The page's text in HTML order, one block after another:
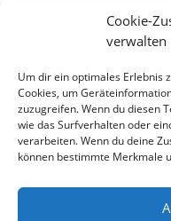
Cookie-
verwalten
Um dir ein optimales Erlebnis
Cookies, um
zuzugreifen. Wenn du diesen
wie das Surfverhalten oder
verarbeiten. Wenn du deine
können bestimmte Merkmale
Angesichts der
Events in Bremen
werden könnte.
Campingplatz
und der...